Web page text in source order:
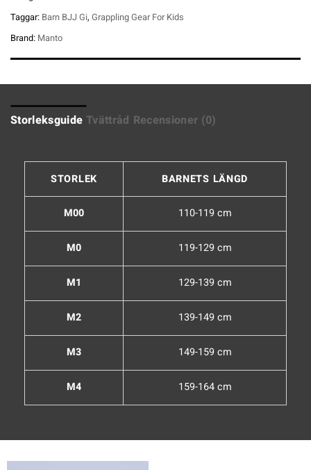
Taggar: Barn BJJ Gi, Grappling Gear For Kids
Brand: Manto
Storleksguide Tvättråd Recensioner (0)
STORLEK BARNETS LÄNGD
M00 110-119 cm
M0 119-129 cm
M1 129-139 cm
M2 139-149 cm
M3 149-159 cm
M4 159-164 cm